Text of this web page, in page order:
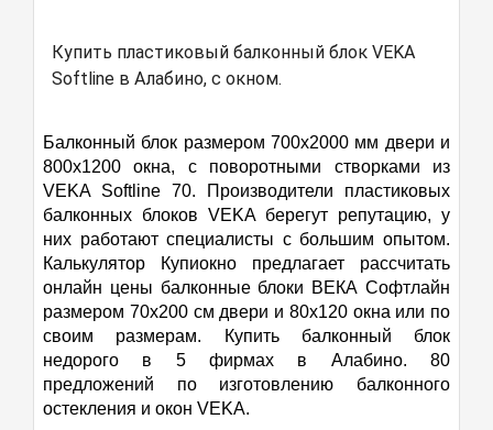
компании, в это не верится.
КЛИЕНТА АБСОЛЮТНО НЕ НАПРЯГАЕТСЯ. За
пластиковые окна пять, за процесс продажи и
Купить пластиковый балконный блок VEKA
Softline в Алабино, с окном.
Балконный блок размером 700х2000 мм двери и
800х1200 окна, с поворотными створками из
VEKA Softline 70. Производители пластиковых
балконных блоков VEKA берегут репутацию, у
них работают специалисты с большим опытом.
Калькулятор Купиокно предлагает рассчитать
онлайн цены балконные блоки ВЕКА Софтлайн
размером 70х200 см двери и 80х120 окна или по
своим размерам. Купить балконный блок
недорого в 5 фирмах в Алабино. 80
предложений по изготовлению балконного
остекления и окон VEKA.